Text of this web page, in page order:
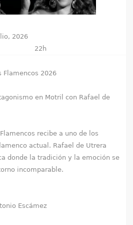
2026
22h
Flamencos 2026
en Motril con Rafael de
recibe a uno de los
actual. Rafael de Utrera
donde la tradición y la emoción se
incomparable.
Escámez